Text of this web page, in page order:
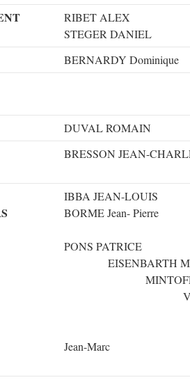
RIBET ALEX
STEGER DANIEL
BERNARDY Dominique
DUVAL ROMAIN
BRESSON JEAN-
IBBA JEAN-LOUIS
BORME Jean- Pierre
PONS
Jean-Marc